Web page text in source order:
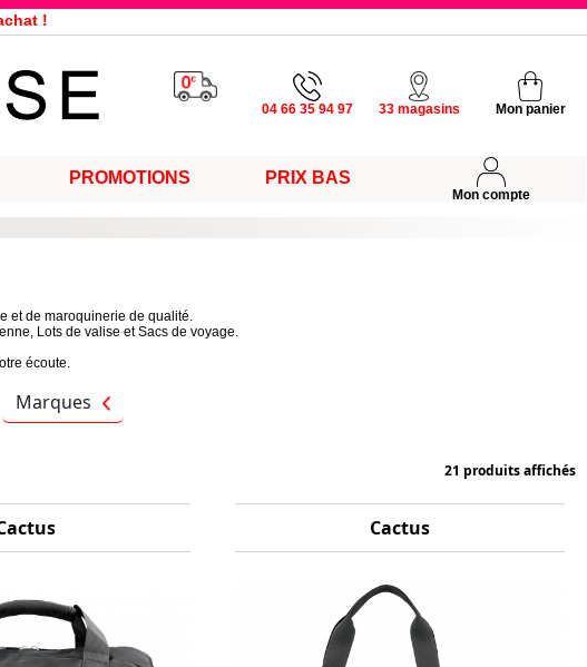
!
du lundi au vendredi
vous ?
04 66 35 94 97 33 magasins Mon panier
PROMOTIONS PRIX BAS
Mon compte
et de maroquinerie de qualité.
Lots de valise et Sacs de voyage.
écoute.
Marques
21 produits affichés
Cactus